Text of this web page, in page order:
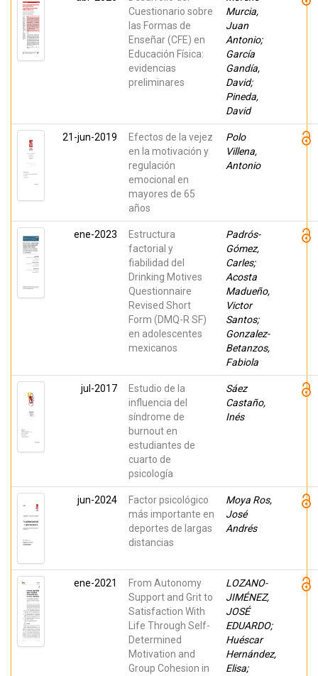
Cuestionario sobre
las Formas de
Enseñar (CFE) en
Educación Física:
evidencias
preliminares
Murcia,
Juan
Antonio;
García
Gandía,
David;
Pineda,
David
21-jun-2019
Efectos de la vejez
en la motivación y
regulación
emocional en
mayores de 65
años
Polo
Villena,
Antonio
ene-2023
Estructura
factorial y
fiabilidad del
Drinking Motives
Questionnaire
Revised Short
Form (DMQ-R SF)
en adolescentes
mexicanos
Padrós-
Gómez,
Carles;
Acosta
Madueño,
Victor
Santos;
Gonzalez-
Betanzos,
Fabiola
jul-2017
Estudio de la
influencia del
síndrome de
burnout en
estudiantes de
cuarto de
psicología
Sáez
Castaño,
Inés
jun-2024
Factor psicológico
más importante en
deportes de largas
distancias
Moya Ros,
José
Andrés
ene-2021
From Autonomy
Support and Grit to
Satisfaction With
Life Through Self-
Determined
Motivation and
Group Cohesion in
LOZANO-
JIMÉNEZ,
JOSÉ
EDUARDO;
Huéscar
Hernández,
Elisa;